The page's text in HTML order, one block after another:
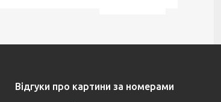
Відгуки про картини за номерами